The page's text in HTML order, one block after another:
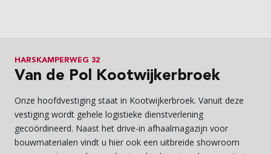
HARSKAMPERWEG 32
Van de Pol Kootwijkerbroek
Onze hoofdvestiging staat in Kootwijkerbroek. Vanuit deze
vestiging wordt gehele logistieke dienstverlening
gecoördineerd. Naast het drive-in afhaalmagazijn voor
bouwmaterialen vindt u hier ook een uitbreide showroom